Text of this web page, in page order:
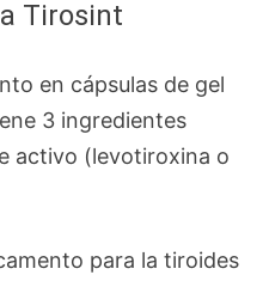
Tirosint
en cápsulas de gel
3 ingredientes
activo (levotiroxina o
para la tiroides